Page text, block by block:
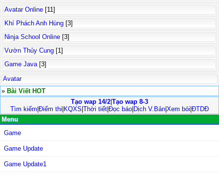
Avatar Online [11]
Khí Phách Anh Hùng [3]
Ninja School Online [3]
Vườn Thủy Cung [1]
Game Java [3]
Avatar
» Bài Viết HOT
Tạo wap 14/2 Tạo wap 8-3
Tìm kiếm Điểm thi KQXS Thời tiết Đọc báo Dịch V.Bản Xem bói ĐTDĐ
Menu
Game
Game Update
Game Update1